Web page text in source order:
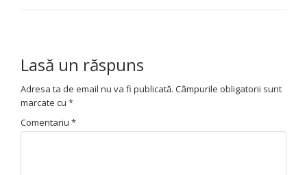
Lasă un răspuns
Adresa ta de email nu va fi publicată. Câmpurile obligatorii sunt
marcate cu *
Comentariu *